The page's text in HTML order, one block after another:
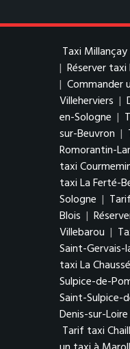
Taxi Millançay
| Réserver taxi
| Commander
Villeherviers |
en-Sologne |
sur-Beuvron |
Romorantin-
taxi
taxi La Ferté-
Sologne |
Blois |
Villebarou |
Saint-Gervais-
taxi La
Sulpice-de-
Saint-Sulpice-
Denis-sur-Loire
Tarif taxi